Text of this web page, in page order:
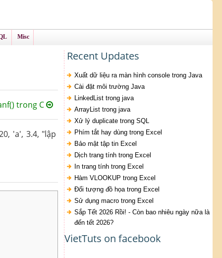
Misc
trong C
'a', 3.4, "lập
Recent Updates
Xuất dữ liệu ra màn hình console trong Java
Cài đặt môi trường Java
LinkedList trong java
ArrayList trong java
Xử lý duplicate trong SQL
Phím tắt hay dùng trong Excel
Bảo mật tập tin Excel
Dịch trang tính trong Excel
In trang tính trong Excel
Hàm VLOOKUP trong Excel
Đối tượng đồ họa trong Excel
Sử dụng macro trong Excel
Sắp Tết 2026 Rồi! - Còn bao nhiêu ngày nữa là
đến tết 2026?
VietTuts on facebook